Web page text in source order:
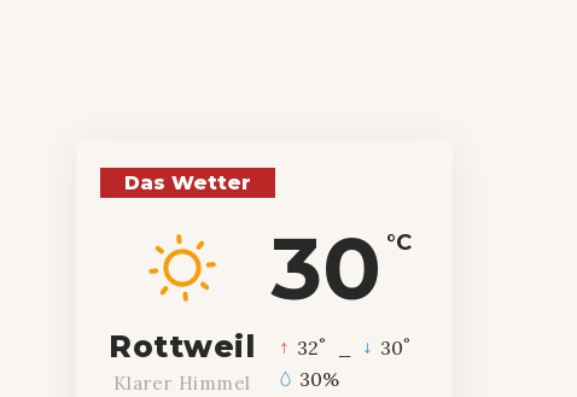
Das Wetter
30 °C
Rottweil
Klarer Himmel
32° 30°
30%